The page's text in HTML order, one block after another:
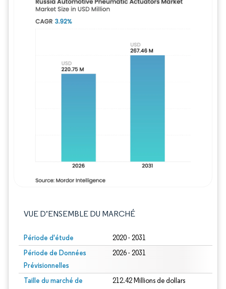
VUE D’ENSEMBLE DU MARCHÉ
Période d'étude 2020 - 2031
Période de Données
Prévisionnelles
2026 - 2031
Taille du marché de
212.42 Millions de dollars